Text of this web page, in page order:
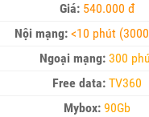
Giá: 540.000 đ
Nội mạng: <10 phút
Ngoại mạng: 300
Free data: TV360
Mybox: 90Gb